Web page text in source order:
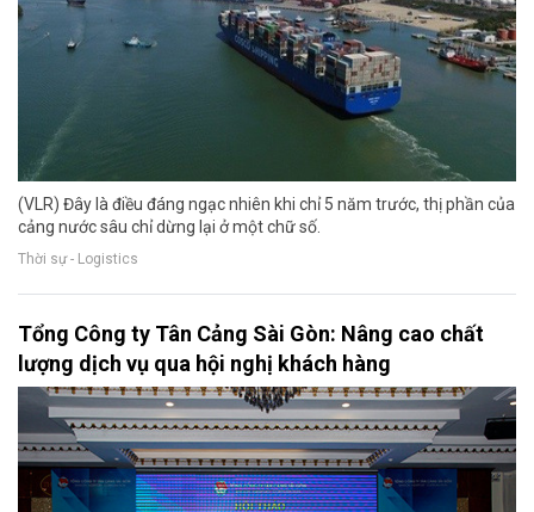
(VLR) Đây là điều đáng ngạc nhiên khi chỉ 5 năm trước, thị phần của
cảng nước sâu chỉ dừng lại ở một chữ số.
Thời sự - Logistics
Tổng Công ty Tân Cảng Sài Gòn: Nâng cao chất
lượng dịch vụ qua hội nghị khách hàng